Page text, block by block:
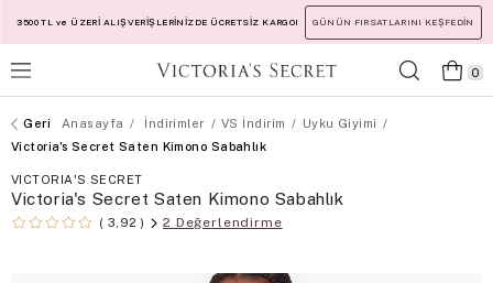
3500 TL ve ÜZERİ ALIŞVERİŞLERİNİZDE ÜCRETSİZ KARGO! GÜNÜN FIRSATLARINI KEŞFEDİN
0
Anasayfa İndirimler VS İndirim
Uyku Giyimi
Victoria's Secret Saten Kimono Sabahlık
VICTORIA'S SECRET
Victoria's Secret Saten Kimono Sabahlık
3,92 2 Değerlendirme